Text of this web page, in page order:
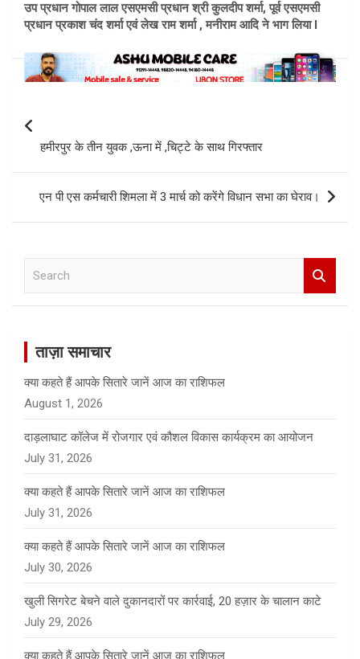
उप प्रधान गोपाल लाल एसएमसी प्रधान श्री कुलदीप शर्मा, पूर्व एसएमसी
प्रधान प्रकाश चंद शर्मा एवं लेख राम शर्मा , मनीराम आदि ने भाग लिया l
navigation
हमीरपुर के तीन युवक ,ऊना में ,चिट्टे के साथ गिरफ्तार
एन पी एस कर्मचारी शिमला में 3 मार्च को करेंगे विधान सभा का घेराव।
ताज़ा समाचार
क्या कहते हैं आपके सितारे जानें आज का राशिफल
August 1, 2026
दाड़लाघाट कॉलेज में रोजगार एवं कौशल विकास कार्यक्रम का आयोजन
July 31, 2026
क्या कहते हैं आपके सितारे जानें आज का राशिफल
July 31, 2026
क्या कहते हैं आपके सितारे जानें आज का राशिफल
July 30, 2026
खुली सिगरेट बेचने वाले दुकानदारों पर कार्रवाई, 20 हज़ार के चालान काटे
July 29, 2026
क्या कहते हैं आपके सितारे जानें आज का राशिफल